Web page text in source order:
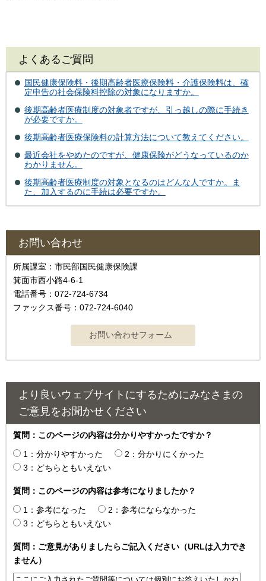
よくあるご質問
国民健康保険料・後期高齢者医療保険料・介護保険料は、確
定申告の社会保険料控除の対象になりますか。
後期高齢者医療制度の対象者ですが、引っ越しの際に手続き
が必要ですか。
後期高齢者医療保険料の計算方法について教えてください。
最近会社をやめたのですが、健康保険がどうなっているのか
わかりません。
後期高齢者医療制度の対象となるのはどんな人ですか。ま
た、加入するのに手続は必要ですか。
お問い合わせ
所属課室：市民部国民健康保険課
箕面市西小路4‐6‐1
電話番号：072-724-6734
ファックス番号：072-724-6040
より良いウェブサイトにするためにみなさまの
ご意見をお聞かせください
質問：このページの内容は分かりやすかったですか？
1：分かりやすかった
2：分かりにくかった
3：どちらともいえない
質問：このページの内容は参考になりましたか？
1：参考になった
2：参考にならなかった
3：どちらともいえない
質問：ご意見がありましたらご記入ください（URLは入力でき
ません）